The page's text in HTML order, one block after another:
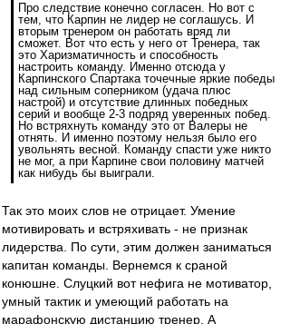
Про следствие конечно согласен. Но вот с
тем, что Карпин не лидер не соглашусь. И
вторым тренером он работать вряд ли
сможет. Вот что есть у него от Тренера, так
это Харизматичность и способность
настроить команду. Именно отсюда у
Карпинского Спартака точечные яркие победы
над сильным соперником (удача плюс
настрой) и отсутствие длинных победных
серий и вообще 2-3 подряд уверенных побед.
Но встряхнуть команду это от Валеры не
отнять. И именно поэтому нельзя было его
увольнять весной. Команду спасти уже никто
не мог, а при Карпине свои половину матчей
как нибудь бы выиграли.
Так это моих слов не отрицает. Умение
мотивировать и встряхивать - не признак
лидерства. По сути, этим должен заниматься
капитан команды. Вернемся к сраной
конюшне. Слуцкий вот нефига не мотиватор,
умный тактик и умеющий работать на
марафонскую дистанцию тренер. А